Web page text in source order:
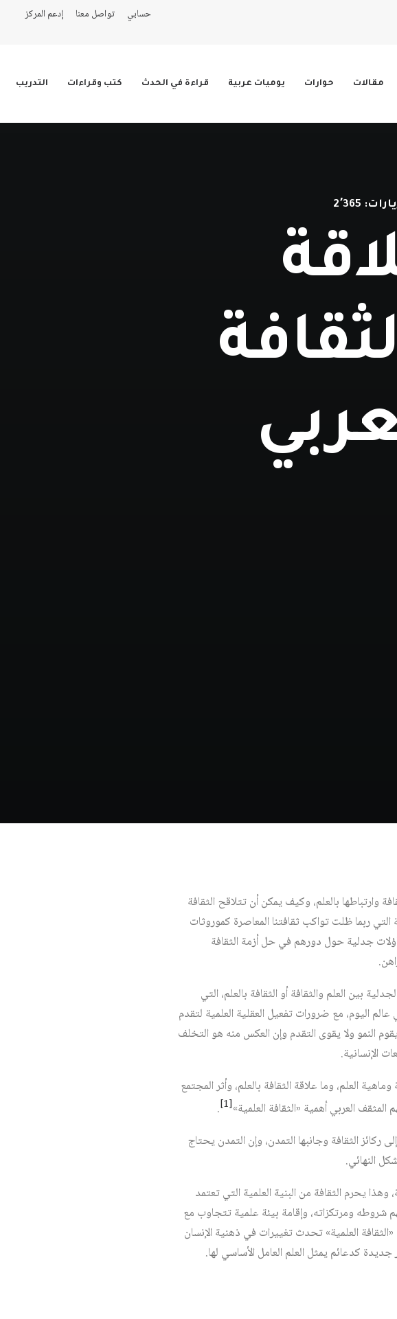
حسابي تواصل معنا إدعم المركز
مقالات حوارات يوميات عربية قراءة في الحدث كتب وقراءات التدريب
2٬365
وارتباطها بالعلم، وكيف يمكن أن تتلاقح الثقافة
التي ربما ظلت تواكب ثقافتنا المعاصرة كموروثات
جدلية حول دورهم في حل أزمة الثقافة
بين العلم والثقافة أو الثقافة بالعلم، التي
اليوم، مع ضرورات تفعيل العقلية العلمية لتقدم
النمو ولا يقوى التقدم وإن العكس منه هو التخلف
الإنسانية.
العلم، وما علاقة الثقافة بالعلم، وأثر المجتمع
العربي أهمية «الثقافة العلمية»[1]
.
الثقافة وجانبها التمدن، وإن التمدن يحتاج
النهائي.
يحرم الثقافة من البنية العلمية التي تعتمد
شروطه ومرتكزاته، وإقامة بيئة علمية تتجاوب مع
العلمية» تحدث تغييرات في ذهنية الإنسان
جديدة كدعائم يمثل العلم العامل الأساسي لها.